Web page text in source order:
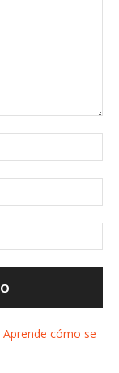
Aprende cómo se